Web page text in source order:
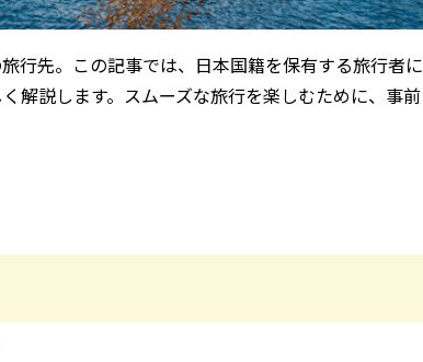
行先。この記事では、日本国籍を保有する旅行者
解説します。スムーズな旅行を楽しむために、事